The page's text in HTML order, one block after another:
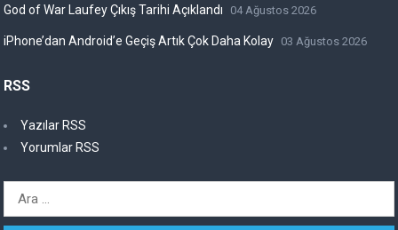
God of War Laufey Çıkış Tarihi Açıklandı 04 Ağustos 2026
iPhone’dan Android’e Geçiş Artık Çok Daha Kolay 03 Ağustos 2026
RSS
Yazılar RSS
Yorumlar RSS
Arama: